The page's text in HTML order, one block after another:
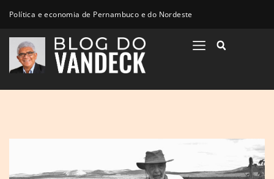
Política e economia de Pernambuco e do Nordeste